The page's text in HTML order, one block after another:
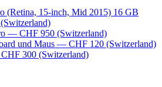
(Retina, 15-inch, Mid 2015) 16 GB
(Switzerland)
— CHF 950 (Switzerland)
und Maus — CHF 120 (Switzerland)
300 (Switzerland)